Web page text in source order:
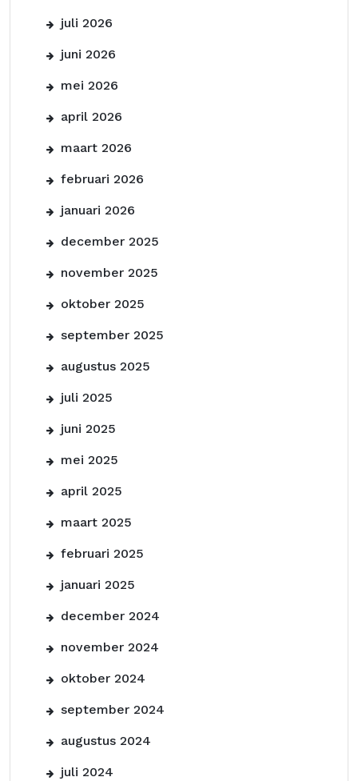
juli 2026
juni 2026
mei 2026
april 2026
maart 2026
februari 2026
januari 2026
december 2025
november 2025
oktober 2025
september 2025
augustus 2025
juli 2025
juni 2025
mei 2025
april 2025
maart 2025
februari 2025
januari 2025
december 2024
november 2024
oktober 2024
september 2024
augustus 2024
juli 2024